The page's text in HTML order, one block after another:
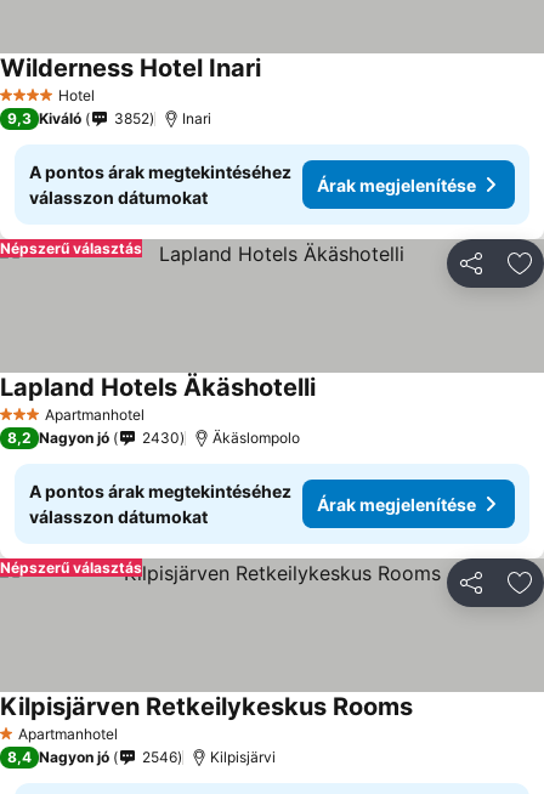
4 KategóriaHotel
Wilderness Hotel InariÁrak megjelenítése
9,3 Kiváló 3852 Inari
A pontos árak megtekintéséhez
válasszon dátumokat
Árak megjelenítése
Népszerű választás
3 KategóriaApartmanhotel
Lapland Hotels ÄkäshotelliÁrak megjelenítése
8,2 Nagyon jó 2430 Äkäslompolo
A pontos árak megtekintéséhez
válasszon dátumokat
Árak megjelenítése
Népszerű választás
1 Kategória
Apartmanhotel
Kilpisjärven Retkeilykeskus RoomsÁrak
8,4 Nagyon jó 2546 Kilpisjärvi